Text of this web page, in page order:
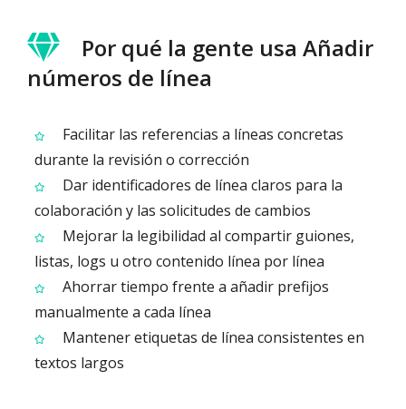
Por qué la gente usa Añadir
números de línea
Facilitar las referencias a líneas concretas
durante la revisión o corrección
Dar identificadores de línea claros para la
colaboración y las solicitudes de cambios
Mejorar la legibilidad al compartir guiones,
listas, logs u otro contenido línea por línea
Ahorrar tiempo frente a añadir prefijos
manualmente a cada línea
Mantener etiquetas de línea consistentes en
textos largos